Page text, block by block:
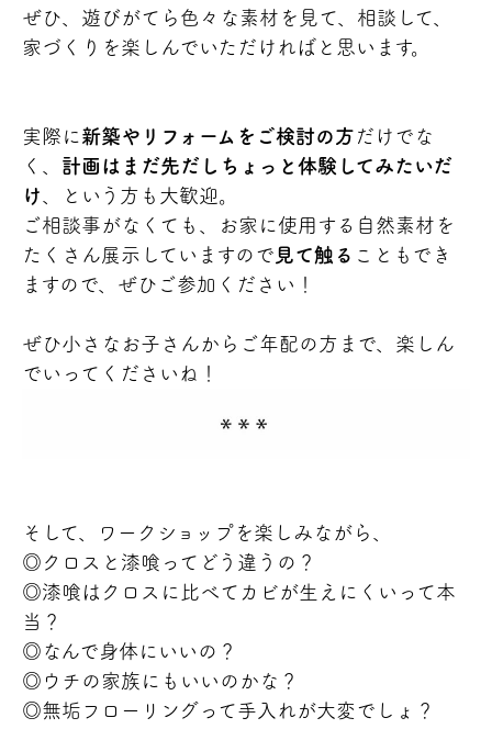
ぜひ、遊びがてら色々な素材を見て、相談して、
家づくりを楽しんでいただければと思います。
実際に 新築やリフォームをご検討の方 だけでな
く、 計画はまだ先だしちょっと体験してみたいだ
け
、という方も大歓迎。
ご相談事がなくても、お家に使用する自然素材を
たくさん展示していますので 見て触る こともでき
ますので、ぜひご参加ください！
ぜひ小さなお子さんからご年配の方まで、楽しん
でいってくださいね！
そして、ワークショップを楽しみながら、
◎クロスと漆喰ってどう違うの？
◎漆喰はクロスに比べてカビが生えにくいって本
当？
◎なんで身体にいいの？
◎ウチの家族にもいいのかな？
◎無垢フローリングって手入れが大変でしょ？